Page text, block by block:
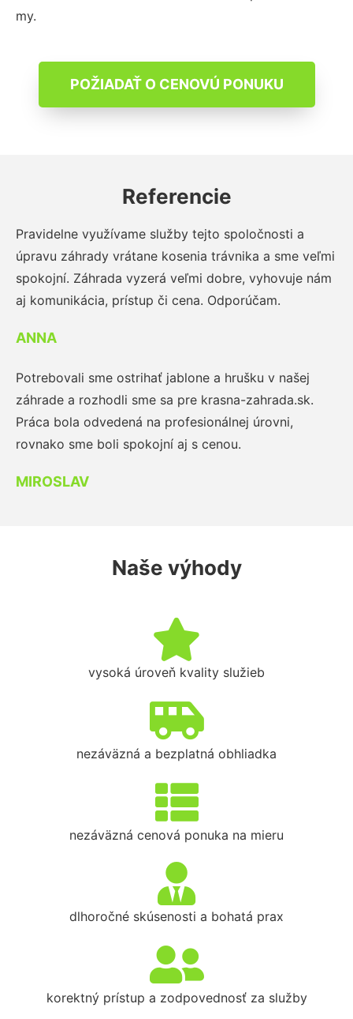
my.
POŽIADAŤ O CENOVÚ PONUKU
Referencie
Pravidelne využívame služby tejto spoločnosti a
úpravu záhrady vrátane kosenia trávnika a sme veľmi
spokojní. Záhrada vyzerá veľmi dobre, vyhovuje nám
aj komunikácia, prístup či cena. Odporúčam.
ANNA
Potrebovali sme ostrihať jablone a hrušku v našej
záhrade a rozhodli sme sa pre krasna-zahrada.sk.
Práca bola odvedená na profesionálnej úrovni,
rovnako sme boli spokojní aj s cenou.
MIROSLAV
Naše výhody
vysoká úroveň kvality služieb
nezáväzná a bezplatná obhliadka
nezáväzná cenová ponuka na mieru
dlhoročné skúsenosti a bohatá prax
korektný prístup a zodpovednosť za služby